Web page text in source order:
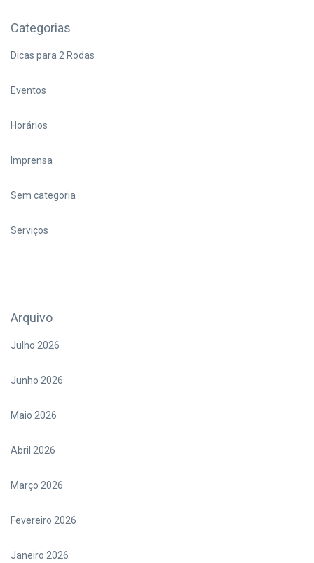
Categorias
Dicas para 2 Rodas
Eventos
Horários
Imprensa
Sem categoria
Serviços
Arquivo
Julho 2026
Junho 2026
Maio 2026
Abril 2026
Março 2026
Fevereiro 2026
Janeiro 2026